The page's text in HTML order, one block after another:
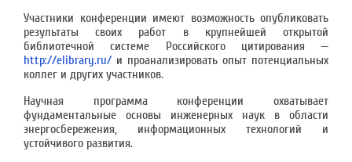
Участники конференции имеют возможность опубликовать
результаты своих работ в крупнейшей открытой
библиотечной системе Российского цитирования —
http://elibrary.ru/ и проанализировать опыт потенциальных
коллег и других участников.
Научная программа конференции охватывает
фундаментальные основы инженерных наук в области
энергосбережения, информационных технологий и
устойчивого развития.